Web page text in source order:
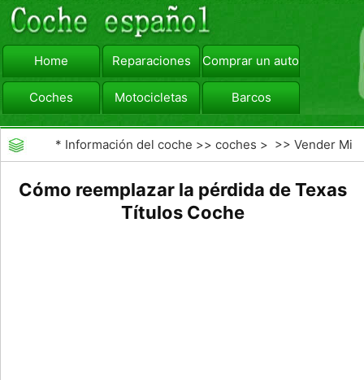
Home Reparaciones Comprar un automóvil
Coches Motocicletas Barcos
viajar Camiones
* Información del coche >>coches > >>Vender Mi
Cómo reemplazar la pérdida de Texas
Títulos Coche